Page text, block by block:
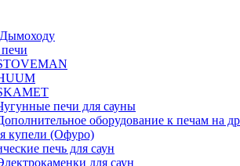
печи для сауны
оборудование к печам на
купели (Офуро)
печь для саун
для саун